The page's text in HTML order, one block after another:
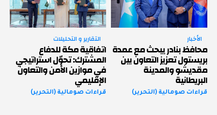
الأخبار
محافظ بنادر يبحث مع عمدة
بريستول تعزيز التعاون بين
مقديشو والمدينة
البريطانية
قراءات صومالية (التحرير)
التقارير و التحليلات
اتفاقية مكة للدفاع
المشترك: تحوّل استراتيجي
في موازين الأمن والتعاون
الإقليمي
قراءات صومالية (التحرير)